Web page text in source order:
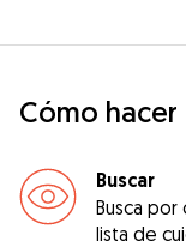
Cómo hacer
Buscar
Busca
lista de